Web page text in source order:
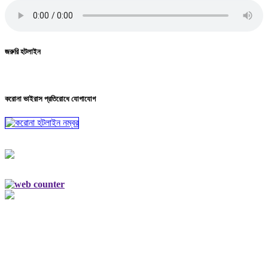
জরুরি হটলাইন
করোনা ভাইরাস প্রতিরোধে যোগাযোগ